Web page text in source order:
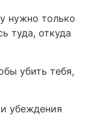
нужно только
туда, откуда
убить тебя,
убеждения